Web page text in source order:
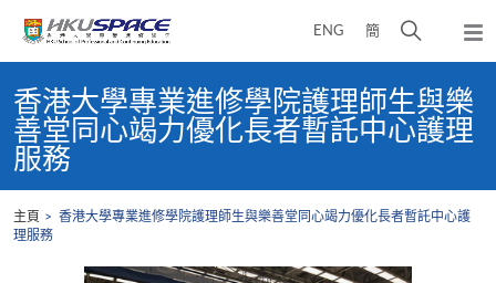
ENG 簡
開
搜
尋
介
彈
出
主
選
單
content
start香港大學專業進修學院護理師生與樂
善堂同心竭力優化長者暫託中心護理
服務
主頁
香港大學專業進修學院護理師生與樂善堂同心竭力優化長者暫託中心護
理服務